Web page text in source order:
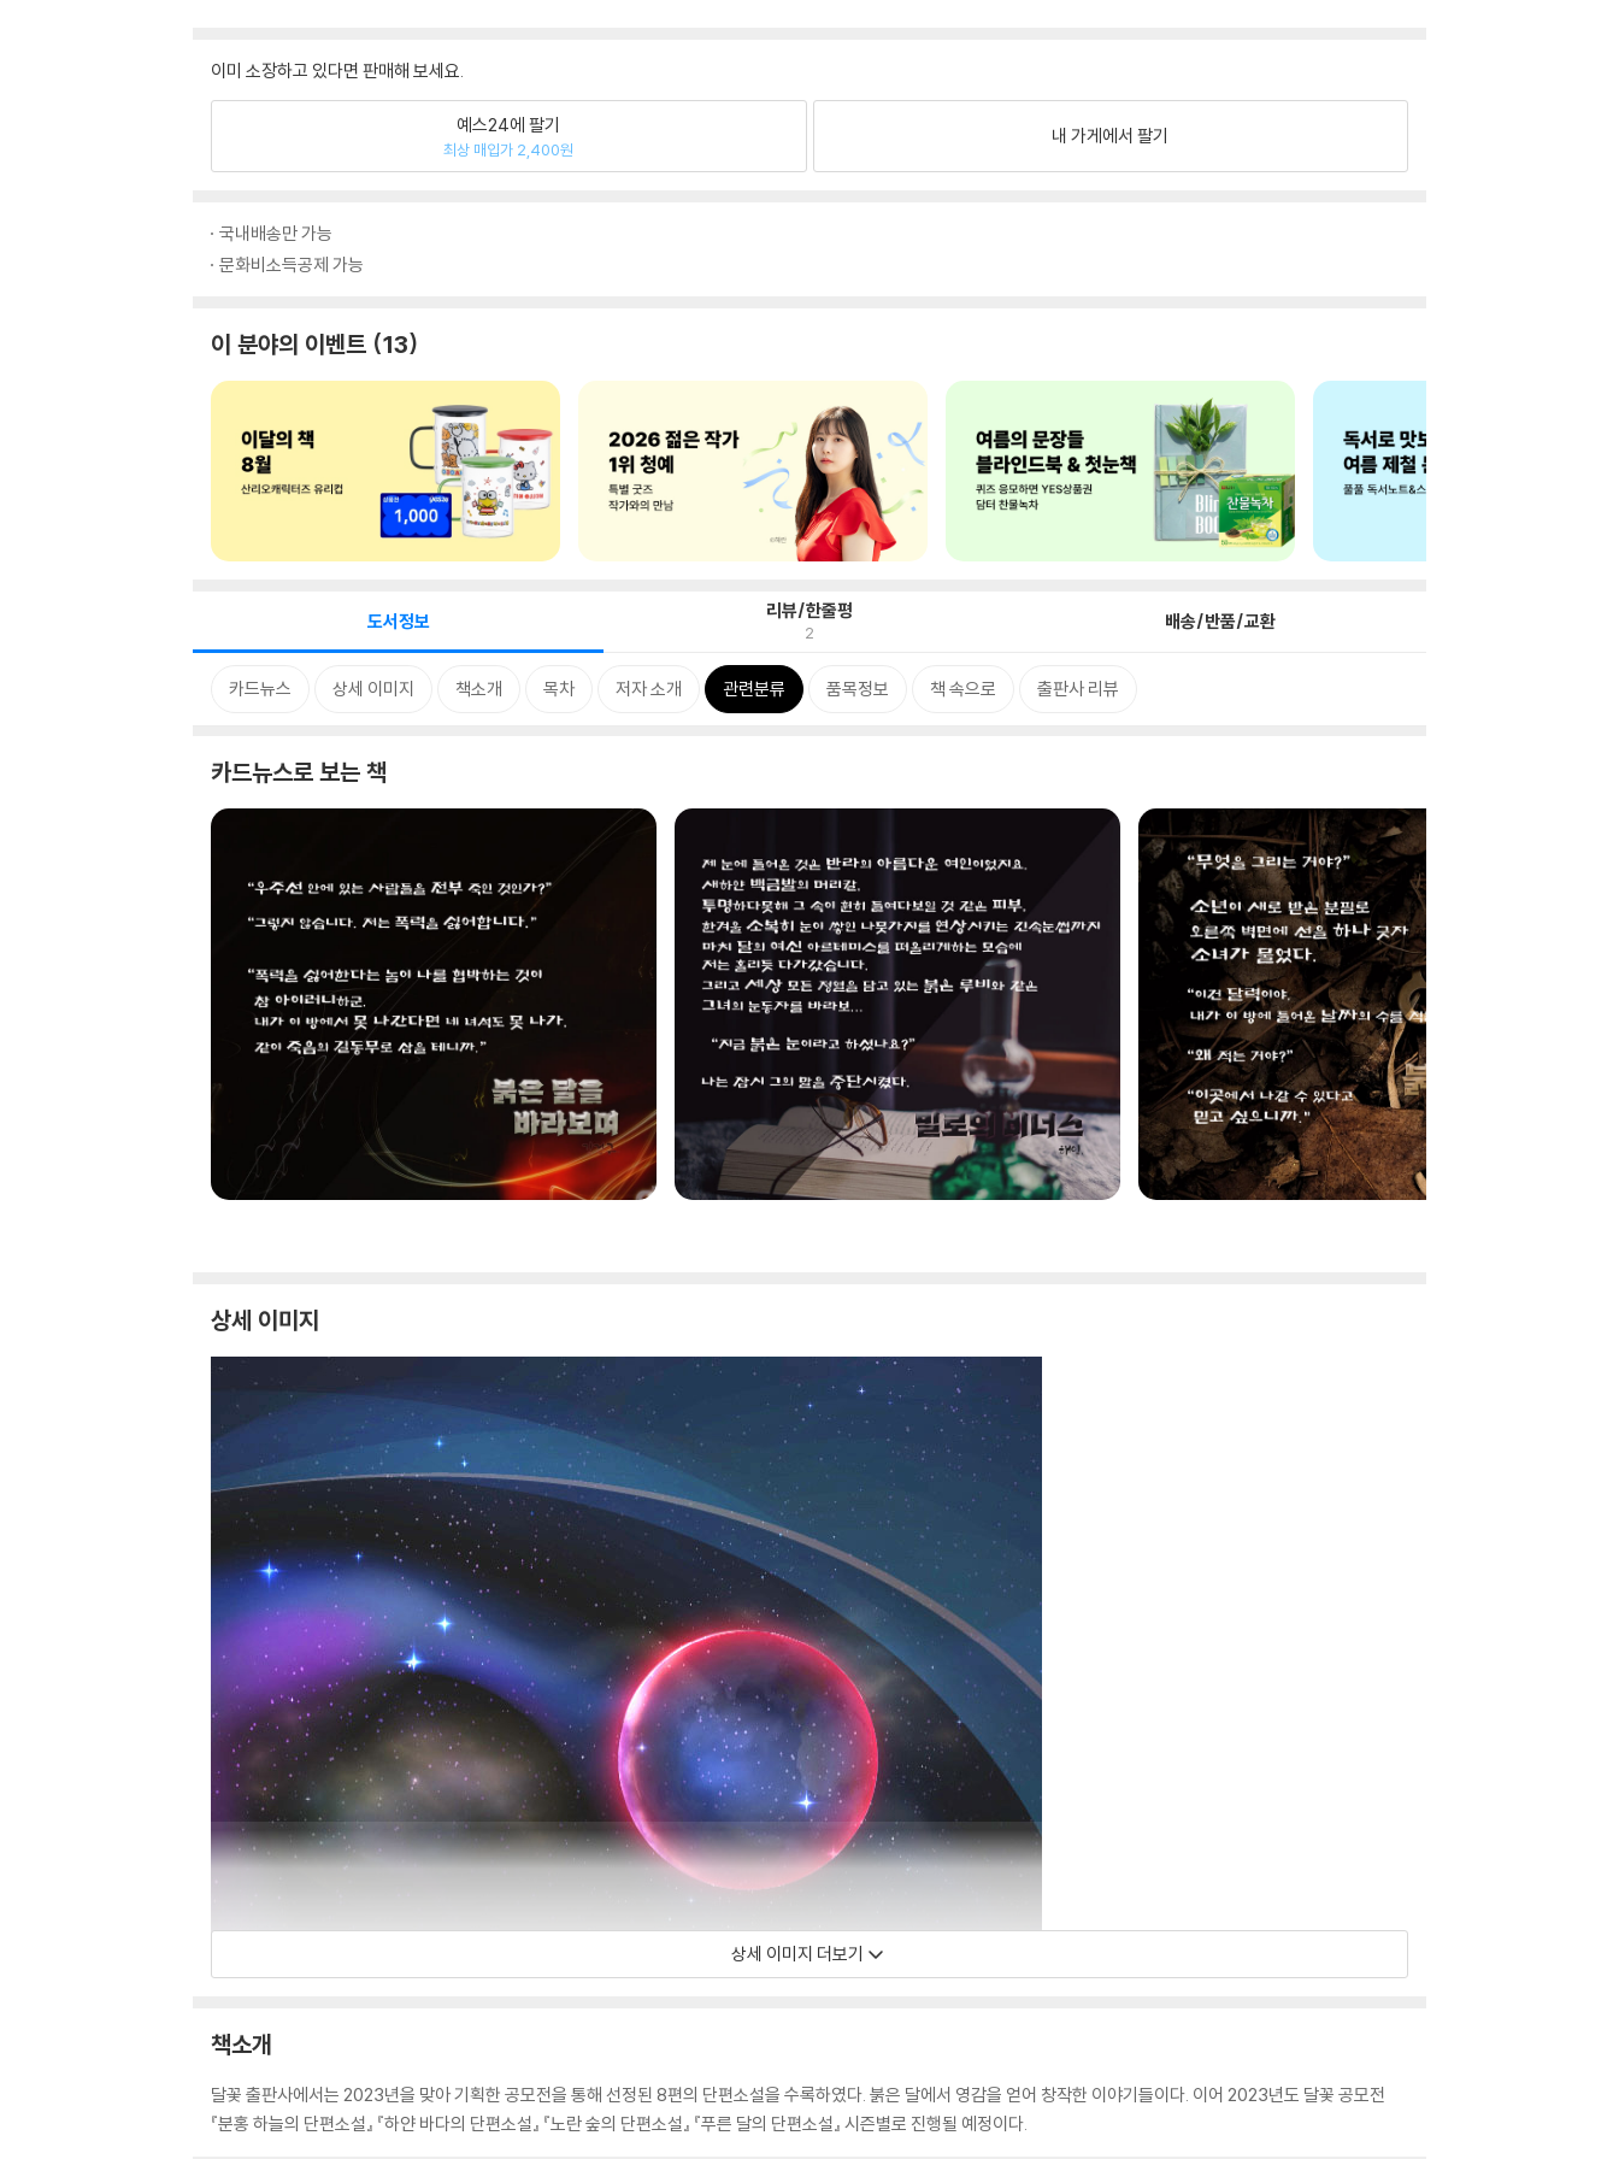
이미 소장하고 있다면 판매해 보세요.
예스24에 팔기
최상 매입가 2,400원
내 가게에서 팔기
국내배송만 가능
문화비소득공제 가능
이 분야의 이벤트 13
도서정보 리뷰/한줄평
2 배송/반품/교환
카드뉴스 상세 이미지 책소개 목차 저자 소개 관련분류 품목정보 책 속으로 출판사 리뷰
카드뉴스로 보는 책
상세 이미지
상세 이미지 더보기
책소개
달꽃 출판사에서는 2023년을 맞아 기획한 공모전을 통해 선정된 8편의 단편소설을 수록하였다. 붉은 달에서 영감을 얻어 창작한 이야기들이다. 이어 2023년도 달꽃 공모전
『분홍 하늘의 단편소설』 『하얀 바다의 단편소설』 『노란 숲의 단편소설』 『푸른 달의 단편소설』 시즌별로 진행될 예정이다.